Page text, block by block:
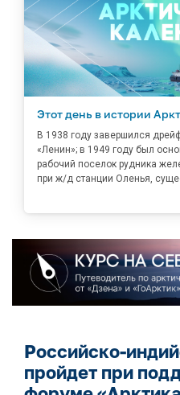
Этот день в истории
В 1938 году завершился
«Ленин»; в 1949 году был
рабочий поселок рудника
при ж/д станции Оленья,
Российско-
пройдет при